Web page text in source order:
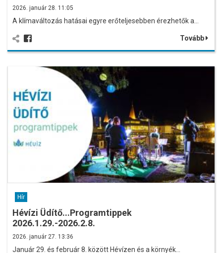
2026. január 28. 11:05
A klímaváltozás hatásai egyre erőteljesebben érezhetők a…
Tovább
Hír
Hévízi Üdítő...Programtippek
2026.1.29.-2026.2.8.
2026. január 27. 13:36
Január 29. és február 8. között Hévízen és a környék…